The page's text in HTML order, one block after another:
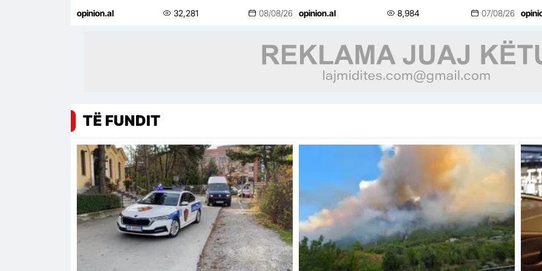
lifestyle
opinion.al 32,281 08/08/26
lifestyle
opinion.al 8,984 07/08/26
TË FUNDIT